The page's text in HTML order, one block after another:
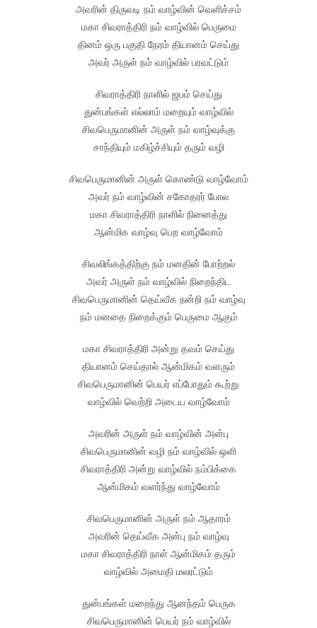
அவரின் திருவடி நம் வாழ்வின் வெளிச்சம்
மகா சிவராத்திரி நம் வாழ்வில் பெருமை
தினம் ஒரு பகுதி நேரம் தியானம் செய்து
அவர் அருள் நம் வாழ்வில் பரவட்டும்
சிவராத்திரி நாளில் ஜபம் செய்து
துன்பங்கள் எல்லாம் மறையும் வாழ்வில்
சிவபெருமானின் அருள் நம் வாழ்வுக்கு
சாந்தியும் மகிழ்ச்சியும் தரும் வழி
சிவபெருமானின் அருள் கொண்டு வாழ்வோம்
அவர் நம் வாழ்வின் சகோதரர் போல
மகா சிவராத்திரி நாளில் நினைத்து
ஆன்மிக வாழ்வு பெற வாழ்வோம்
சிவலிங்கத்திற்கு நம் மனதின் போற்றல்
அவர் அருள் நம் வாழ்வில் நிறைந்திட
சிவபெருமானின் தெய்வீக நன்றி நம் வாழ்வு
நம் மனதை நிறைக்கும் பெருமை ஆகும்
மகா சிவராத்திரி அன்று தவம் செய்து
தியானம் செய்தால் ஆன்மிகம் வளரும்
சிவபெருமானின் பெயர் எப்போதும் கூற்று
வாழ்வில் வெற்றி அடைய வாழ்வோம்
அவரின் அருள் நம் வாழ்வின் அன்பு
சிவபெருமானின் வழி நம் வாழ்வில் ஒளி
சிவராத்திரி அன்று வாழ்வில் நம்பிக்கை
ஆன்மிகம் வளர்ந்து வாழ்வோம்
சிவபெருமானின் அருள் நம் ஆதாரம்
அவரின் தெய்வீக அன்பு நம் வாழ்வு
மகா சிவராத்திரி நாள் ஆன்மிகம் தரும்
வாழ்வில் அமைதி மலரட்டும்
துன்பங்கள் மறைந்து ஆனந்தம் பெருக
சிவபெருமானின் பெயர் நம் வாழ்வில்